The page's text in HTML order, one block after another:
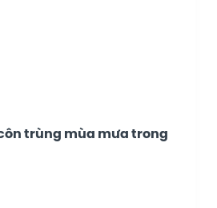
trùng mùa mưa trong